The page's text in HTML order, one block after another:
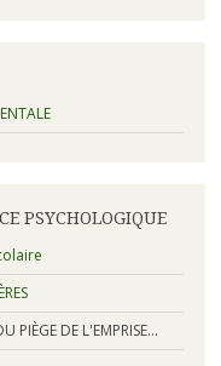
PSYCHOLOGIQUE
PIÈGE DE L'EMPRISE…